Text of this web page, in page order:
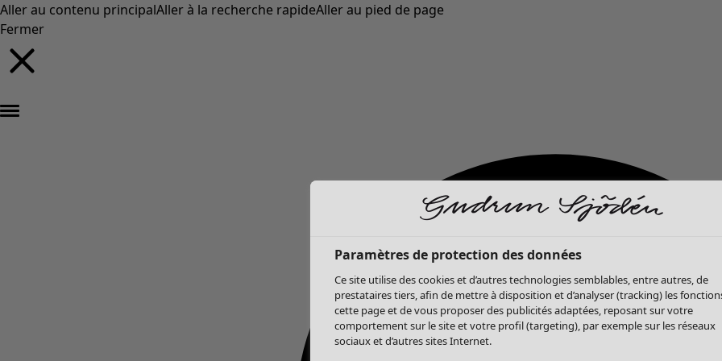
Aller au contenu principalAller à la recherche rapideAller au pied de page
Fermer
Paramètres de protection des données
Ce site utilise des cookies et d’autres technologies semblables, entre autres, de
prestataires tiers, afin de mettre à disposition et d’analyser (tracking) les
cette page et de vous proposer des publicités adaptées, reposant sur votre
comportement sur le site et votre profil (targeting), par exemple sur les réseaux
sociaux et d’autres sites Internet.